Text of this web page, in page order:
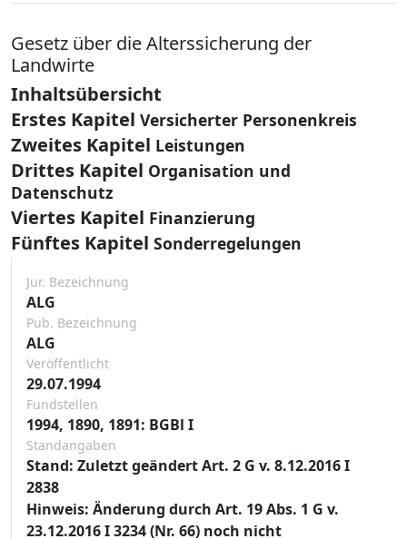
Gesetz über die Alterssicherung der
Landwirte
Inhaltsübersicht
Erstes Kapitel Versicherter Personenkreis
Zweites Kapitel Leistungen
Drittes Kapitel Organisation und
Datenschutz
Viertes Kapitel Finanzierung
Fünftes Kapitel Sonderregelungen
Jur. Bezeichnung
ALG
Pub. Bezeichnung
ALG
Veröffentlicht
29.07.1994
Fundstellen
1994, 1890, 1891: BGBl I
Standangaben
Stand: Zuletzt geändert Art. 2 G v. 8.12.2016 I
2838
Hinweis: Änderung durch Art. 19 Abs. 1 G v.
23.12.2016 I 3234 (Nr. 66) noch nicht